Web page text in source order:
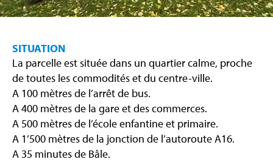
SITUATION
La parcelle est située dans un quartier calme, proche
de toutes les commodités et du centre-ville.
A 100 mètres de l’arrêt de bus.
A 400 mètres de la gare et des commerces.
A 500 mètres de l’école enfantine et primaire.
A 1’500 mètres de la jonction de l’autoroute A16.
A 35 minutes de Bâle.